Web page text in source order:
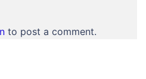
to post a comment.